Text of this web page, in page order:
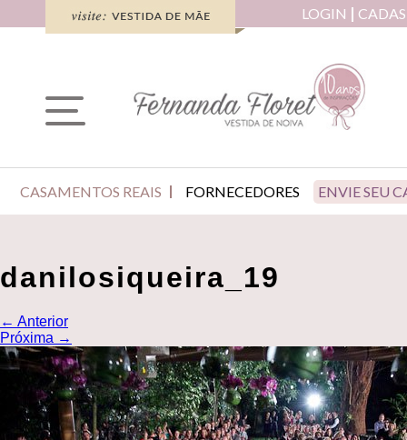
LOGIN
CASAMENTOS REAIS FORNECEDORES ENVIE SEU
danilosiqueira_19
← Anterior
Próxima →